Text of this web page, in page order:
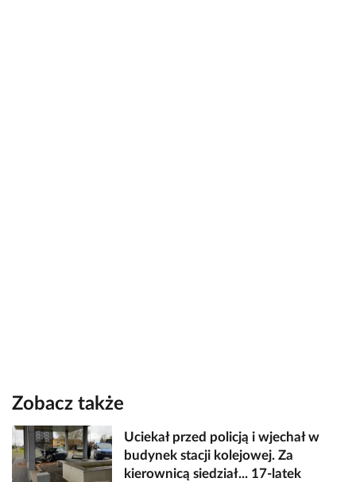
Zobacz także
Uciekał przed policją i wjechał w
budynek stacji kolejowej. Za
kierownicą siedział... 17-latek